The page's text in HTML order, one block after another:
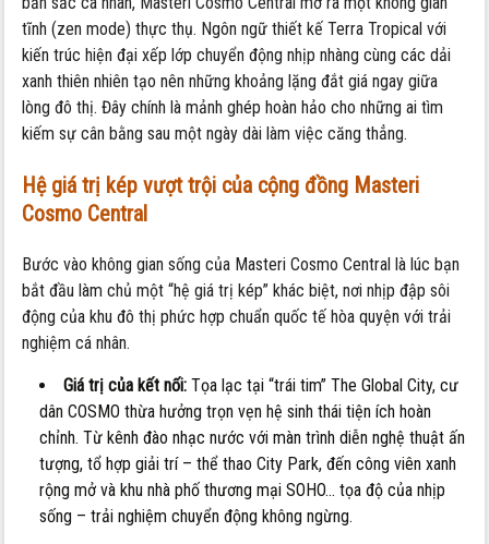
tĩnh (zen mode) thực thụ. Ngôn ngữ thiết kế Terra Tropical với
kiến trúc hiện đại xếp lớp chuyển động nhịp nhàng cùng các dải
xanh thiên nhiên tạo nên những khoảng lặng đắt giá ngay giữa
lòng đô thị. Đây chính là mảnh ghép hoàn hảo cho những ai tìm
kiếm sự cân bằng sau một ngày dài làm việc căng thẳng.
Hệ giá trị kép vượt trội của cộng đồng Masteri
Cosmo Central
Bước vào không gian sống của Masteri Cosmo Central là lúc bạn
bắt đầu làm chủ một “hệ giá trị kép” khác biệt, nơi nhịp đập sôi
động của khu đô thị phức hợp chuẩn quốc tế hòa quyện với trải
nghiệm cá nhân.
Giá trị của kết nối: Tọa lạc tại “trái tim” The Global City, cư
dân COSMO thừa hưởng trọn vẹn hệ sinh thái tiện ích hoàn
chỉnh. Từ kênh đào nhạc nước với màn trình diễn nghệ thuật ấn
tượng, tổ hợp giải trí – thể thao City Park, đến công viên xanh
rộng mở và khu nhà phố thương mại SOHO… tọa độ của nhịp
sống – trải nghiệm chuyển động không ngừng.